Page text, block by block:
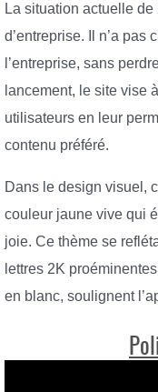
La situation actuelle
d’entreprise. Il n’a pas
l’entreprise, sans
lancement, le site vise
utilisateurs en leur
contenu préféré.
Dans le design visuel,
couleur jaune vive qui
joie. Ce thème se
lettres 2K
en blanc, soulignent